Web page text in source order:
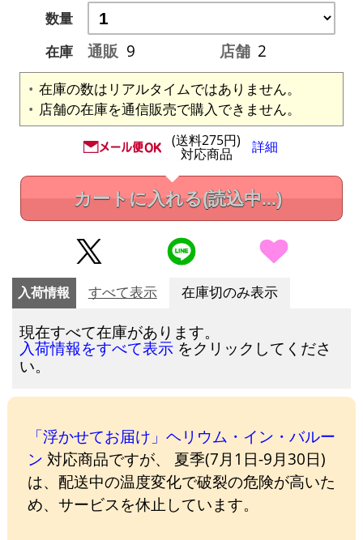
数量
在庫
通販 9 店舗 2
在庫の数はリアルタイムではありません。
店舗の在庫を通信販売で購入できません。
(送料275円)
対応商品 詳細
カートに入れる(読込中...)
入荷情報 すべて表示 在庫切のみ表示
現在すべて在庫があります。
入荷情報をすべて表示 をクリックしてくださ
い。
「浮かせてお届け」ヘリウム・イン・バルー
ン 対応商品ですが、 夏季(7月1日-9月30日)
は、配送中の温度変化で破裂の危険が高いた
め、サービスを休止しています。